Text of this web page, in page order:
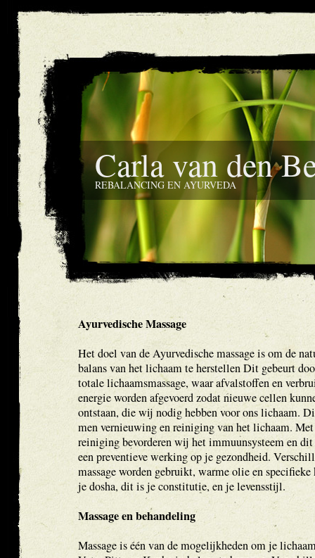
Carla van den
REBALANCING EN AYURVEDA
Ayurvedische Massage
Het doel van de Ayurvedische massage is om de
balans van het lichaam te herstellen Dit gebeurt
totale lichaamsmassage, waar afvalstoffen en
energie worden afgevoerd zodat nieuwe cellen
ontstaan, die wij nodig hebben voor ons lichaam.
men vernieuwing en reiniging van het lichaam.
reiniging bevorderen wij het immuunsysteem en
een preventieve werking op je gezondheid.
massage worden gebruikt, warme olie en
je dosha, dit is je constitutie, en je levensstijl.
Massage en behandeling
Massage is één van de mogelijkheden om je